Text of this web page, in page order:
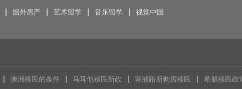
国外房产 艺术留学 音乐留学 视觉中国
澳洲移民的条件 马耳他移民新政 塞浦路斯购房移民 希腊移民政